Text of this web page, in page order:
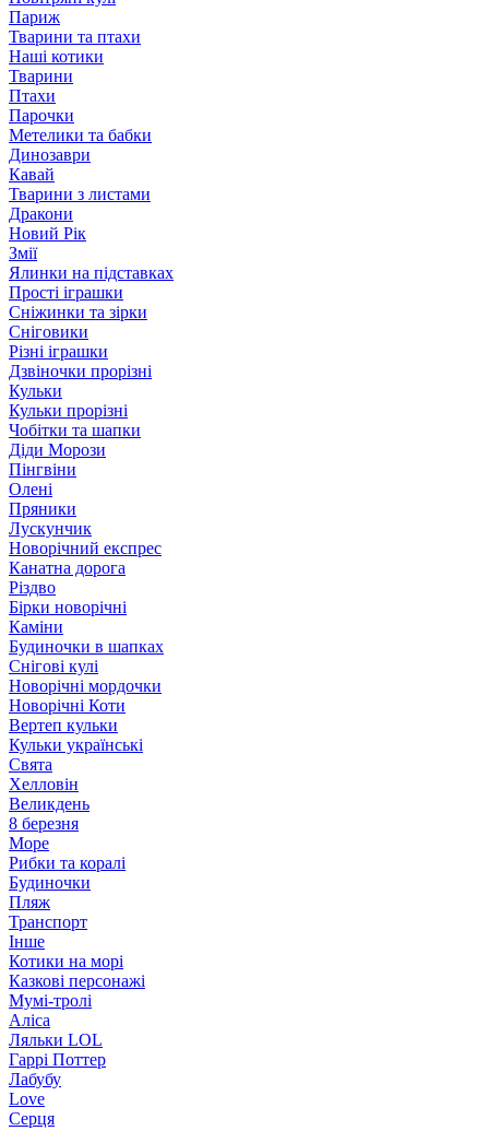
Париж
Тварини та птахи
Наші котики
Тварини
Птахи
Парочки
Метелики та бабки
Динозаври
Кавай
Тварини з листами
Дракони
Новий Рік
Змії
Ялинки на підставках
Прості іграшки
Сніжинки та зірки
Сніговики
Різні іграшки
Дзвіночки прорізні
Кульки
Кульки прорізні
Чобітки та шапки
Діди Морози
Пінгвіни
Олені
Пряники
Лускунчик
Новорічний експрес
Канатна дорога
Різдво
Бірки новорічні
Каміни
Будиночки в шапках
Снігові кулі
Новорічні мордочки
Новорічні Коти
Вертеп кульки
Кульки українські
Свята
Хелловін
Великдень
8 березня
Море
Рибки та коралі
Будиночки
Пляж
Транспорт
Інше
Котики на морі
Казкові персонажі
Мумі-тролі
Аліса
Ляльки LOL
Гаррі Поттер
Лабубу
Love
Серця